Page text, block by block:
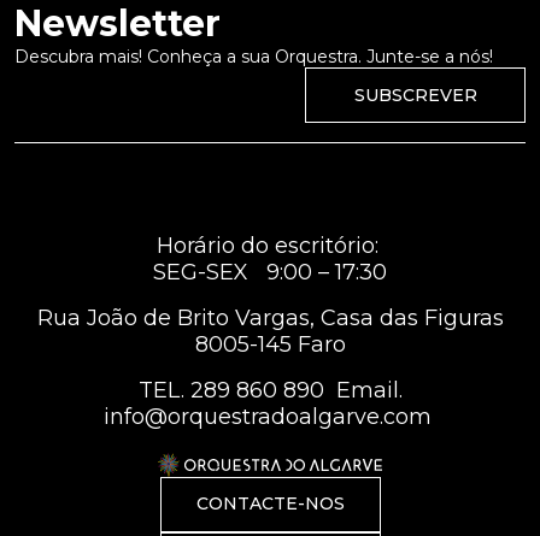
Newsletter
Descubra mais! Conheça a sua Orquestra. Junte-se a nós!
SUBSCREVER
Horário do escritório:
SEG-SEX 9:00 – 17:30
Rua João de Brito Vargas, Casa das Figuras
8005-145 Faro
TEL. 289 860 890 Email.
info@orquestradoalgarve.com
CONTACTE-NOS